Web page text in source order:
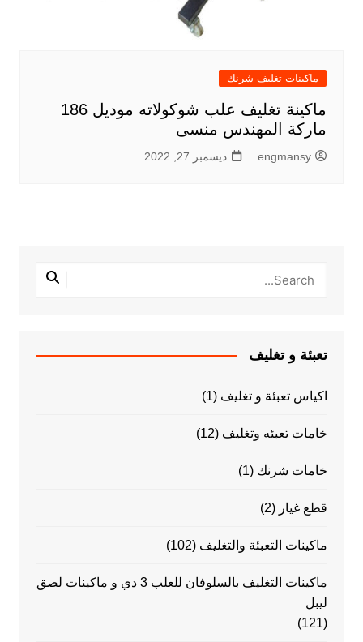
ماكينات تغليف شرنك
ماكينة تغليف علب شوكولاته موديل 186
ماركة المهندس منسى
engmansy ديسمبر 27, 2022
تعبئة و تغليف
اكياس تعبئة و تغليف (1)
خامات تعبئه وتغليف (12)
خامات شرنك (1)
قطع غيار (2)
ماكينات التعبئة والتغليف (102)
ماكينات التغليف بالسلوفان للعلب 3 دي و ماكينات لصق
ليبل
(121)